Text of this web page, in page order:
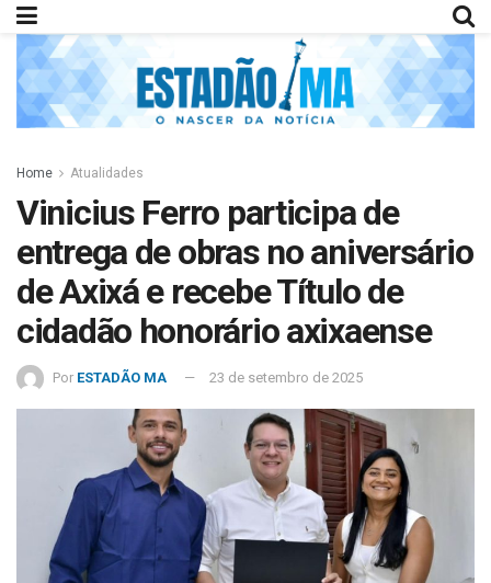
Home Atualidades
Vinicius Ferro participa de
entrega de obras no aniversário
de Axixá e recebe Título de
cidadão honorário axixaense
Por ESTADÃO MA 23 de setembro de 2025